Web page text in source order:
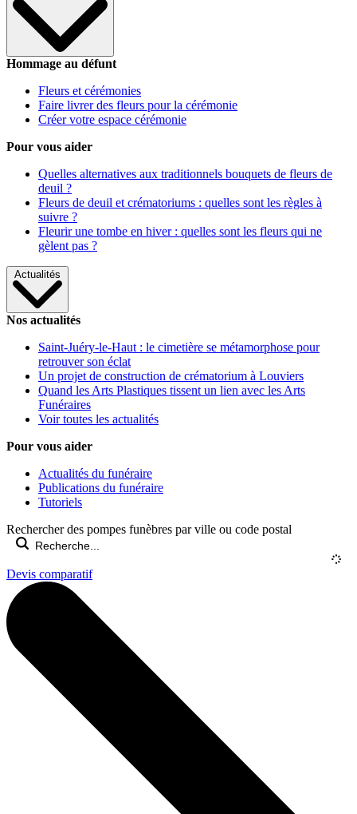
Hommage au défunt
Fleurs et cérémonies
Faire livrer des fleurs pour la cérémonie
Créer votre espace cérémonie
Pour vous aider
Quelles alternatives aux traditionnels bouquets de fleurs de
deuil ?
Fleurs de deuil et crématoriums : quelles sont les règles à
suivre ?
Fleurir une tombe en hiver : quelles sont les fleurs qui ne
gèlent pas ?
Actualités
Nos actualités
Saint-Juéry-le-Haut : le cimetière se métamorphose pour
retrouver son éclat
Un projet de construction de crématorium à Louviers
Quand les Arts Plastiques tissent un lien avec les Arts
Funéraires
Voir toutes les actualités
Pour vous aider
Actualités du funéraire
Publications du funéraire
Tutoriels
Rechercher des pompes funèbres par ville ou code postal
Devis comparatif